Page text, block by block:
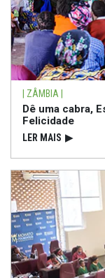
| ZÂMBIA |
Dê uma cabra,
Felicidade
LER MAIS ▶